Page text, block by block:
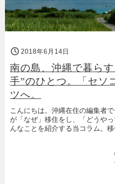
2018年6月14日
南の島、沖縄で暮ら
手”のひとつ。「セソ
ツへ。
こんにちは。沖縄在住の編集者
が「なぜ」移住をし、「どうや
んなことを紹介する当コラム。移